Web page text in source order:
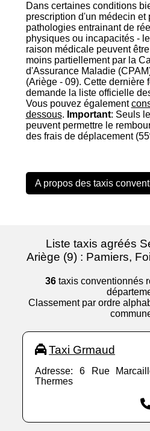
Dans certaines conditions
prescription d'un médecin et
pathologies entrainant de
physiques ou incapacités -
raison médicale peuvent
moins partiellement par la
d'Assurance Maladie
(Ariège - 09). Cette dernière
demande la liste officielle
Vous pouvez également
dessous. Important: Seuls
peuvent permettre le
des frais de déplacement
A propos des taxis
Liste taxis agréés
Ariège (9) : Pamiers,
36taxis conventionnés
Classement par ordre
Taxi Grmaud
Adresse: 6 Rue
Thermes